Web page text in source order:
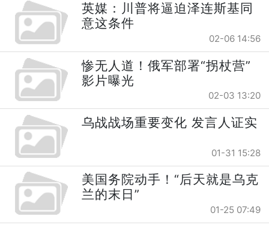
英媒：川普将逼迫泽连斯基同
意这条件
02-06 14:56
惨无人道！俄军部署“拐杖营”
影片曝光
02-03 13:20
乌战战场重要变化 发言人证实
01-31 15:28
美国务院动手！“后天就是乌克
兰的末日”
01-25 07:49